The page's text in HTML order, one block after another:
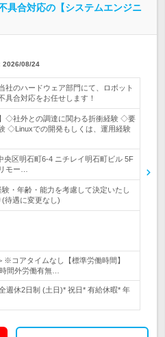
具合対応の【システムエンジニ
2026/08/24
社のハードウェア部門にて、ロボット
具合対応をお任せします！
◇社外との調達に関わる折衝経験 ◇要
◇Linuxでの開発もしくは、運用経験
央区明石町6-4 ニチレイ明石町ビル 5F
モー…
・年齢・能力を考慮して決定いたし
待遇に変更なし)
※コアタイムなし【標準労働時間】
間外労働有無…
週休2日制 (土日)* 祝日* 有給休暇* 年